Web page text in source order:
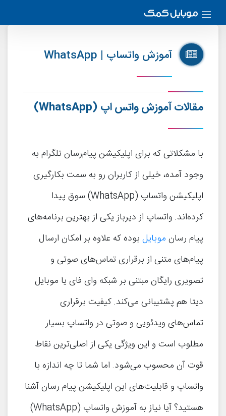
آموزش واتساپ | WhatsApp
مقالات آموزش واتس اپ (WhatsApp)
با مشکلاتی که برای اپلیکیشن پیام‌رسان تلگرام به
وجود آمده، خیلی از کاربران رو به سمت بکارگیری
اپلیکیشن واتساپ (WhatsApp) سوق پیدا
کرده‌اند. واتساپ از دیرباز یکی از بهترین برنامه‌های
پیام رسان موبایل بوده که علاوه بر امکان ارسال
پیام‌های متنی از برقراری تماس‌های صوتی و
تصویری رایگان مبتنی بر شبکه وای فای یا موبایل
دیتا هم پشتیبانی می‌کند. کیفیت برقراری
تماس‌های ویدئویی و صوتی در واتساپ بسیار
مطلوب است و این ویژگی یکی از اصلی‌ترین نقاط
قوت آن محسوب می‌شود. اما شما تا چه اندازه با
واتساپ و قابلیت‌های این اپلیکیشن پیام رسان آشنا
هستید؟ آیا نیاز به آموزش واتساپ (WhatsApp)